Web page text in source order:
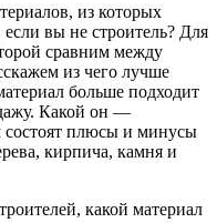
из которых
вы не строитель? Для
сравним между
из чего лучше
больше подходит
Какой он —
плюсы и минусы
кирпича, камня и
какой материал